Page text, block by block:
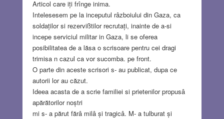
Articol care iți frînge inima.
Intelesesem pe la inceputul râzboiului din Gaza, ca
soldaților si rezervißtilor recrutați, inainte de a-si
incepe serviciul militar in Gaza, li se oferea
posibilitatea de a lăsa o scrisoare pentru cei dragi
trimisa n cazul ca vor sucomba. pe front.
O parte din aceste scrisori s- au publicat, dupa ce
autorii lor au căzut.
Ideea acasta de a scrie familiei si prietenilor propusâ
apărătorilor noștri
mi s- a părut fărâ milâ și tragicâ. M- a tulburat și